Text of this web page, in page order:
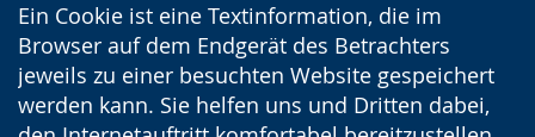
Ein Cookie ist eine Textinformation, die im
Browser auf dem Endgerät des Betrachters
jeweils zu einer besuchten Website gespeichert
werden kann. Sie helfen uns und Dritten dabei,